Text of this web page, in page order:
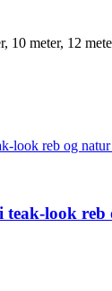
10 meter, 12
look reb